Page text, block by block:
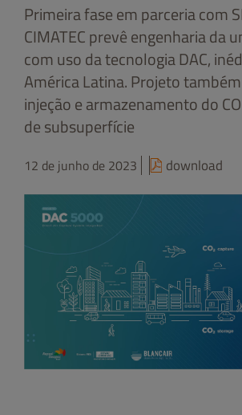
Primeira fase em parceria com
CIMATEC prevê engenharia da
com uso da tecnologia DAC,
América Latina. Projeto
injeção e armazenamento do
de subsuperfície
12 de junho de 2023 download